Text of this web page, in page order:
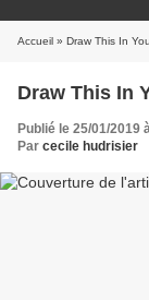
Accueil » Draw This In
Draw This In
Publié le 25/01/2019
Par cecile hudrisier